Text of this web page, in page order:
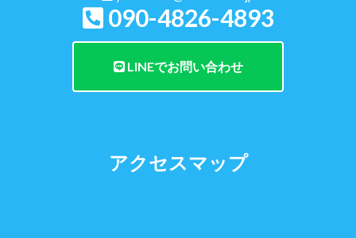
090-4826-4893
LINEでお問い合わせ
アクセスマップ